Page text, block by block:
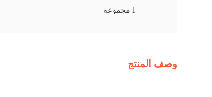
1 مجموعة
وصف المنتج